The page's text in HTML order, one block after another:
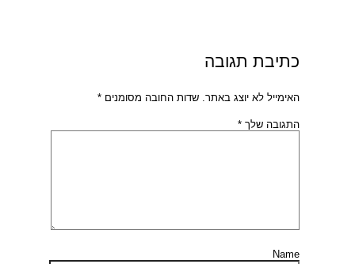
כתיבת תגובה
האימייל לא יוצג באתר. שדות החובה מסומנים *
התגובה שלך *
Name